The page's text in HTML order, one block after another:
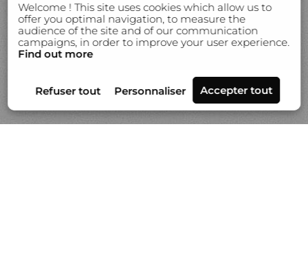
Welcome ! This site uses cookies which allow us to
offer you optimal navigation, to measure the
audience of the site and of our communication
campaigns, in order to improve your user experience.
Find out more